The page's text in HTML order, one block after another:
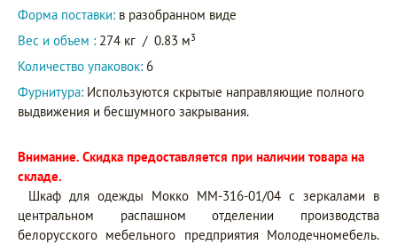
Форма поставки: в разобранном виде
Вес и объем : 274 кг / 0.83 м3
Количество упаковок: 6
Фурнитура: Используются скрытые направляющие полного
выдвижения и бесшумного закрывания.
Внимание. Скидка предоставляется при наличии товара на
складе.
Шкаф для одежды Мокко ММ-316-01/04 с зеркалами в
центральном распашном отделении производства
белорусского мебельного предприятия Молодечномебель.